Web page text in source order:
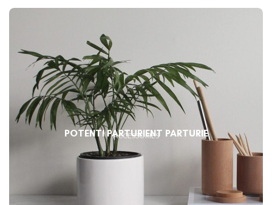
ACCESSORIES
POTENTI PARTURIENT PARTURIE